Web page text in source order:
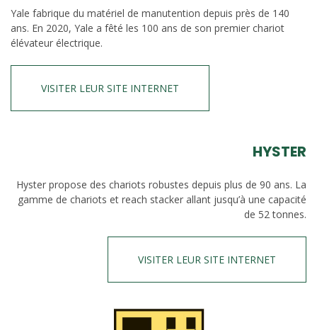
Yale fabrique du matériel de manutention depuis près de 140
ans. En 2020, Yale a fêté les 100 ans de son premier chariot
élévateur électrique.
VISITER LEUR SITE INTERNET
HYSTER
Hyster propose des chariots robustes depuis plus de 90 ans. La
gamme de chariots et reach stacker allant jusqu’à une capacité
de 52 tonnes.
VISITER LEUR SITE INTERNET